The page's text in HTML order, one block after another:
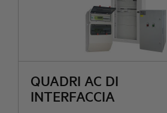
QUADRI AC DI
INTERFACCIA